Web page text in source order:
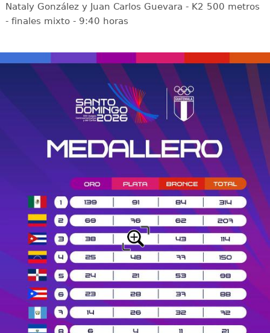
Nataly González y Juan Carlos Guevara - K2 500 metros
- finales mixto - 9:40 horas